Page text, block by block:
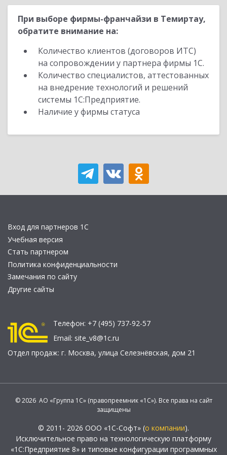
При выборе фирмы-франчайзи в Темиртау,
обратите внимание на:
Количество клиентов (договоров ИТС)
на сопровождении у партнера фирмы 1С.
Количество специалистов, аттестованных
на внедрение технологий и решений
системы 1С:Предприятие.
Наличие у фирмы статуса
Вход для партнеров 1С
Учебная версия
Стать партнером
Политика конфиденциальности
Замечания по сайту
Другие сайты
Телефон: +7 (495) 737-92-57
Email: site_v8@1c.ru
Отдел продаж: г. Москва, улица Селезнёвская, дом 21
© 2026 АО «Группа 1С» (правопреемник «1С»). Все права на сайт
защищены
© 2011- 2026 ООО «1С-Софт» (о компании).
Исключительное право на технологическую платформу
«1С:Предприятие 8» и типовые конфигурации программных